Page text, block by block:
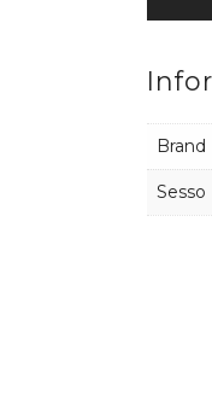
Brand
Sesso